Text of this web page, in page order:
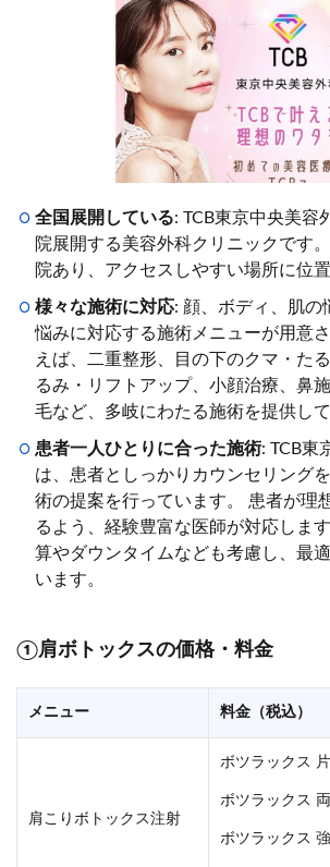
全国展開している: TCB東京中央美容
院展開する美容外科クリニックです
院あり、アクセスしやすい場所に位
様々な施術に対応: 顔、ボディ、肌の
悩みに対応する施術メニューが用意
えば、二重整形、目の下のクマ・た
るみ・リフトアップ、小顔治療、鼻
毛など、多岐にわたる施術を提供して
患者一人ひとりに合った施術: TCB東
は、患者としっかりカウンセリング
術の提案を行っています。 患者が理
るよう、経験豊富な医師が対応しま
算やダウンタイムなども考慮し、最
います。
①肩ボトックスの価格・料金
メニュー 料金（税込）
肩こりボトックス注射
ボツラックス
ボツラックス
ボツラックス